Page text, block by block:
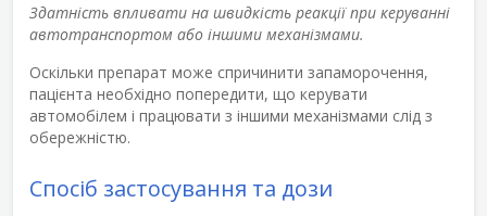
Здатність впливати на швидкість реакції при керуванні
автотранспортом або іншими механізмами.
Оскільки препарат може спричинити запаморочення,
пацієнта необхідно попередити, що керувати
автомобілем і працювати з іншими механізмами слід з
обережністю.
Спосіб застосування та дози